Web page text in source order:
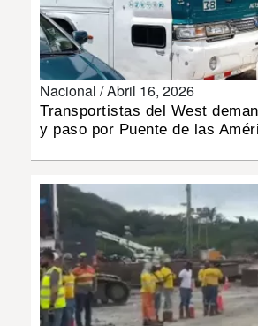
SHOW
DEPORTES
MUNDO
INSÓLITAS
MULTIMEDIA
IMPRESO
Nacional /Abril 16, 2026
Transportistas del West
y paso por Puente de las